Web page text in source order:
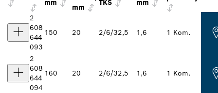
mm
mm
TKS mm
2
608
644
093
150 20 2/6/32,5 1,6 1 Kom.
2
608
644
094
160 20 2/6/32,5 1,6 1 Kom.